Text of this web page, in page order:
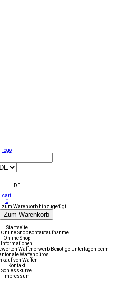
logo
DE
cart
0
Warenkorb hinzugefügt.
Zum Warenkorb
Startseite
Online Shop Kontaktaufnahme
Online Shop
Informationen
Waffenerwerb Benötige Unterlagen beim
Waffenbüros
von Waffen
Kontakt
Schiesskurse
Impressum